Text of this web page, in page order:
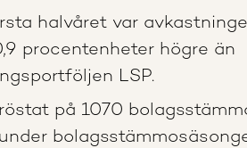
halvåret var
procentenheter högre än
LSP.
på 1070